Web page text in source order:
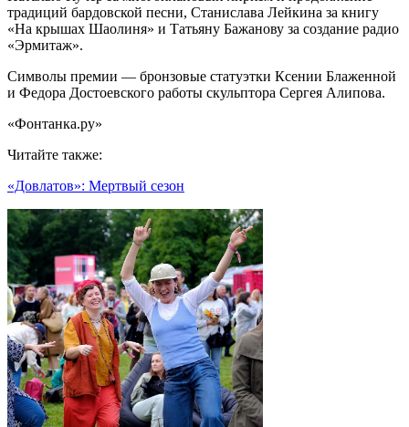
традиций бардовской песни, Станислава Лейкина за книгу
«На крышах Шаолиня» и Татьяну Бажанову за создание радио
«Эрмитаж».
Символы премии — бронзовые статуэтки Ксении Блаженной
и Федора Достоевского работы скульптора Сергея Алипова.
«Фонтанка.ру»
Читайте также:
«Довлатов»: Мертвый сезон